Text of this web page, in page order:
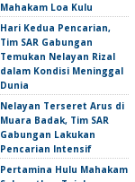
Mahakam Loa Kulu
Hari Kedua Pencarian,
Tim SAR Gabungan
Temukan Nelayan Rizal
dalam Kondisi Meninggal
Dunia
Nelayan Terseret Arus di
Muara Badak, Tim SAR
Gabungan Lakukan
Pencarian Intensif
Pertamina Hulu Mahakam